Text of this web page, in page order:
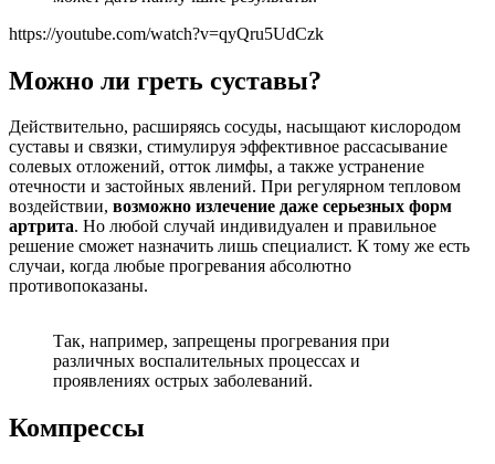
https://youtube.com/watch?v=qyQru5UdCzk
Можно ли греть суставы?
Действительно, расширяясь сосуды, насыщают кислородом
суставы и связки, стимулируя эффективное рассасывание
солевых отложений, отток лимфы, а также устранение
отечности и застойных явлений. При регулярном тепловом
воздействии, возможно излечение даже серьезных форм
артрита. Но любой случай индивидуален и правильное
решение сможет назначить лишь специалист. К тому же есть
случаи, когда любые прогревания абсолютно
противопоказаны.
Так, например, запрещены прогревания при
различных воспалительных процессах и
проявлениях острых заболеваний.
Компрессы